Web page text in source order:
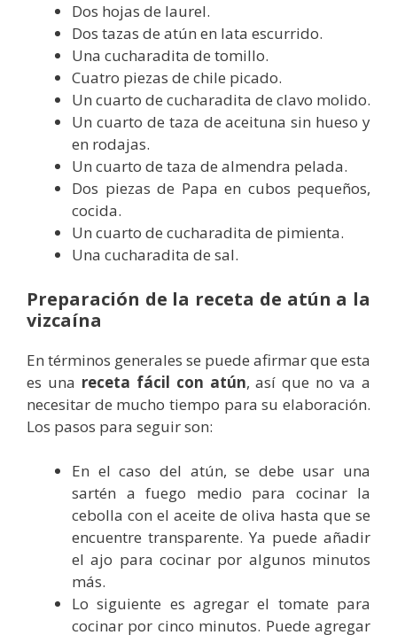
Dos hojas de laurel.
Dos tazas de atún en lata escurrido.
Una cucharadita de tomillo.
Cuatro piezas de chile picado.
Un cuarto de cucharadita de clavo molido.
Un cuarto de taza de aceituna sin hueso y
en rodajas.
Un cuarto de taza de almendra pelada.
Dos piezas de Papa en cubos pequeños,
cocida.
Un cuarto de cucharadita de pimienta.
Una cucharadita de sal.
Preparación de la receta de atún a la
vizcaína
En términos generales se puede afirmar que esta
es una receta fácil con atún, así que no va a
necesitar de mucho tiempo para su elaboración.
Los pasos para seguir son:
En el caso del atún, se debe usar una
sartén a fuego medio para cocinar la
cebolla con el aceite de oliva hasta que se
encuentre transparente. Ya puede añadir
el ajo para cocinar por algunos minutos
más.
Lo siguiente es agregar el tomate para
cocinar por cinco minutos. Puede agregar